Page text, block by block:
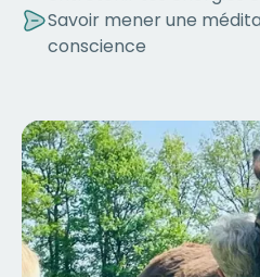
Savoir mener une
conscience